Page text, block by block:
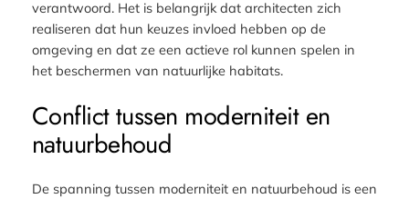
verantwoord. Het is belangrijk dat architecten zich
realiseren dat hun keuzes invloed hebben op de
omgeving en dat ze een actieve rol kunnen spelen in
het beschermen van natuurlijke habitats.
Conflict tussen moderniteit en
natuurbehoud
De spanning tussen moderniteit en natuurbehoud is een